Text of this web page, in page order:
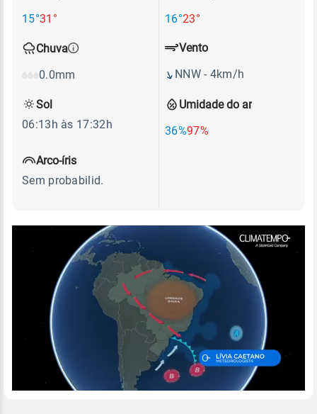
15°31°
16°23°
Chuva
0.0mm
Umidade do ar
36%97%
Vento
NNW - 4km/h
Sol
06:13h às 17:32h
Arco-íris
Sem probabilid.